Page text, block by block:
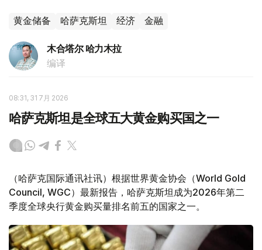
黄金储备 哈萨克斯坦 经济 金融
木合塔尔 哈力木拉
编译
08:31, 31 7月 2026
哈萨克斯坦是全球五大黄金购买国之一
（哈萨克国际通讯社讯）根据世界黄金协会（World Gold
Council, WGC）最新报告，哈萨克斯坦成为2026年第二
季度全球央行黄金购买量排名前五的国家之一。